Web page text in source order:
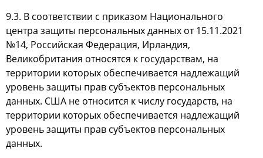
9.3. В соответствии с приказом Национального
центра защиты персональных данных от 15.11.2021
№14, Российская Федерация, Ирландия,
Великобритания относятся к государствам, на
территории которых обеспечивается надлежащий
уровень защиты прав субъектов персональных
данных. США не относится к числу государств, на
территории которых обеспечивается надлежащий
уровень защиты прав субъектов персональных
данных.